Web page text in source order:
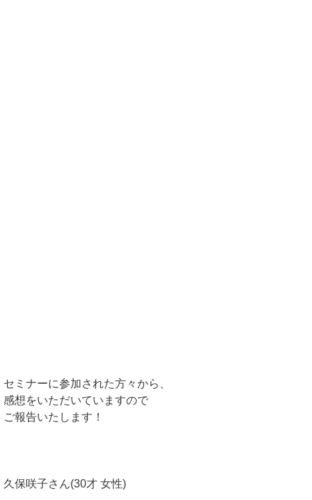
セミナーに参加された方々から、
感想をいただいていますので
ご報告いたします！
久保咲子さん(30才 女性)